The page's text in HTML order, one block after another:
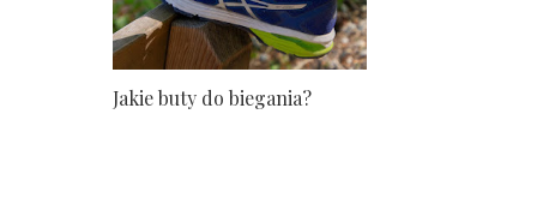
Jakie buty do biegania?